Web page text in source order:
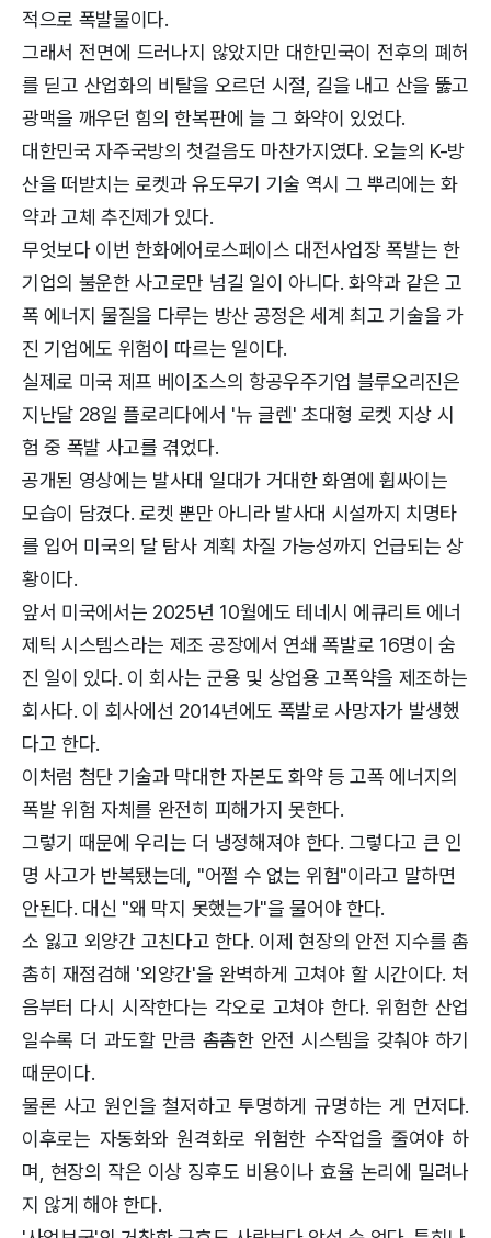
적으로 폭발물이다.
그래서 전면에 드러나지 않았지만 대한민국이 전후의 폐허
를 딛고 산업화의 비탈을 오르던 시절, 길을 내고 산을 뚫고
광맥을 깨우던 힘의 한복판에 늘 그 화약이 있었다.
대한민국 자주국방의 첫걸음도 마찬가지였다. 오늘의 K-방
산을 떠받치는 로켓과 유도무기 기술 역시 그 뿌리에는 화
약과 고체 추진제가 있다.
무엇보다 이번 한화에어로스페이스 대전사업장 폭발는 한
기업의 불운한 사고로만 넘길 일이 아니다. 화약과 같은 고
폭 에너지 물질을 다루는 방산 공정은 세계 최고 기술을 가
진 기업에도 위험이 따르는 일이다.
실제로 미국 제프 베이조스의 항공우주기업 블루오리진은
지난달 28일 플로리다에서 '뉴 글렌' 초대형 로켓 지상 시
험 중 폭발 사고를 겪었다.
공개된 영상에는 발사대 일대가 거대한 화염에 휩싸이는
모습이 담겼다. 로켓 뿐만 아니라 발사대 시설까지 치명타
를 입어 미국의 달 탐사 계획 차질 가능성까지 언급되는 상
황이다.
앞서 미국에서는 2025년 10월에도 테네시 에큐리트 에너
제틱 시스템스라는 제조 공장에서 연쇄 폭발로 16명이 숨
진 일이 있다. 이 회사는 군용 및 상업용 고폭약을 제조하는
회사다. 이 회사에선 2014년에도 폭발로 사망자가 발생했
다고 한다.
이처럼 첨단 기술과 막대한 자본도 화약 등 고폭 에너지의
폭발 위험 자체를 완전히 피해가지 못한다.
그렇기 때문에 우리는 더 냉정해져야 한다. 그렇다고 큰 인
명 사고가 반복됐는데, "어쩔 수 없는 위험"이라고 말하면
안된다. 대신 "왜 막지 못했는가"을 물어야 한다.
소 잃고 외양간 고친다고 한다. 이제 현장의 안전 지수를 촘
촘히 재점검해 '외양간'을 완벽하게 고쳐야 할 시간이다. 처
음부터 다시 시작한다는 각오로 고쳐야 한다. 위험한 산업
일수록 더 과도할 만큼 촘촘한 안전 시스템을 갖춰야 하기
때문이다.
물론 사고 원인을 철저하고 투명하게 규명하는 게 먼저다.
이후로는 자동화와 원격화로 위험한 수작업을 줄여야 하
며, 현장의 작은 이상 징후도 비용이나 효율 논리에 밀려나
지 않게 해야 한다.